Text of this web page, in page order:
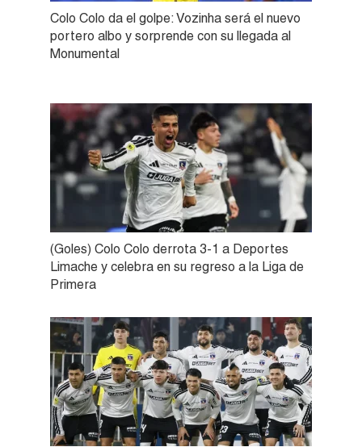
Colo Colo da el golpe: Vozinha será el nuevo
portero albo y sorprende con su llegada al
Monumental
(Goles) Colo Colo derrota 3-1 a Deportes
Limache y celebra en su regreso a la Liga de
Primera